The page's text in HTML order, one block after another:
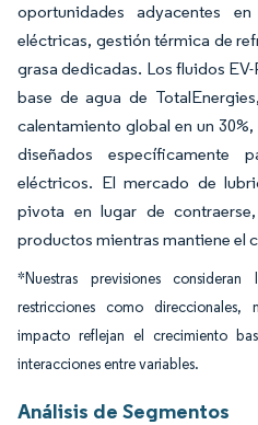
oportunidades adyacentes
eléctricas, gestión térmica de
grasa dedicadas. Los fluidos EV-
base de agua de
calentamiento global en un
diseñados específicamente
eléctricos. El mercado de
pivota en lugar de
productos mientras mantiene el
*Nuestras previsiones
restricciones como
impacto reflejan el crecimiento
interacciones entre variables.
Análisis de Segmentos